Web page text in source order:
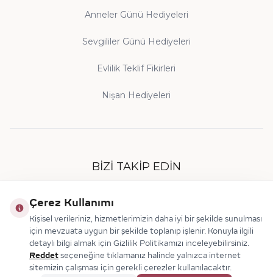
Anneler Günü Hediyeleri
Sevgililer Günü Hediyeleri
Evlilik Teklif Fikirleri
Nişan Hediyeleri
© 2026 Makdis Pırlanta
BIZI TAKIP EDIN
Çerez Kullanımı
Kişisel verileriniz, hizmetlerimizin daha iyi bir şekilde sunulması
için mevzuata uygun bir şekilde toplanıp işlenir. Konuyla ilgili
detaylı bilgi almak için Gizlilik Politikamızı inceleyebilirsiniz.
Reddet seçeneğine tıklamanız halinde yalnızca internet
sitemizin çalışması için gerekli çerezler kullanılacaktır.